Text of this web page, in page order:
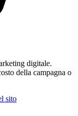
digitale.
della campagna o
sito